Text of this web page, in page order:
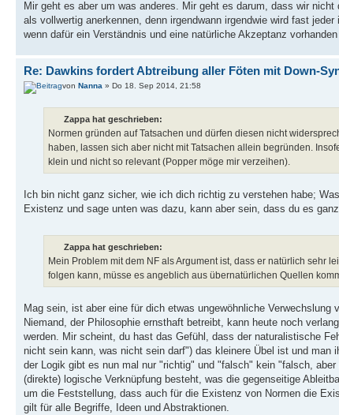
Mir geht es aber um was anderes. Mir geht es darum, dass wir
als vollwertig anerkennen, denn irgendwann irgendwie wird fast
wenn dafür ein Verständnis und eine natürliche Akzeptanz vorhanden
Re: Dawkins fordert Abtreibung aller Föten mit Down-
von Nanna » Do 18. Sep 2014, 21:58
Zappa hat geschrieben:
Normen gründen auf Tatsachen und dürfen diesen nicht
haben, lassen sich aber nicht mit Tatsachen allein begründen.
klein und nicht so relevant (Popper möge mir verzeihen).
Ich bin nicht ganz sicher, wie ich dich richtig zu verstehen habe;
Existenz und sage unten was dazu, kann aber sein, dass du es
Zappa hat geschrieben:
Mein Problem mit dem NF als Argument ist, dass er natürlich sehr
folgen kann, müsse es angeblich aus übernatürlichen Quellen
Mag sein, ist aber eine für dich etwas ungewöhnliche
Niemand, der Philosophie ernsthaft betreibt, kann heute noch
werden. Mir scheint, du hast das Gefühl, dass der naturalistische
nicht sein kann, was nicht sein darf") das kleinere Übel ist und
der Logik gibt es nun mal nur "richtig" und "falsch" kein "falsch,
(direkte) logische Verknüpfung besteht, was die gegenseitige
um die Feststellung, dass auch für die Existenz von Normen die
gilt für alle Begriffe, Ideen und Abstraktionen.